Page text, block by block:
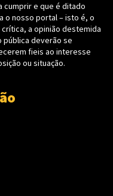
cumprir e que é ditado
o nosso portal – isto é, o
a opinião destemida
deverão se
fieis ao interesse
ou situação.